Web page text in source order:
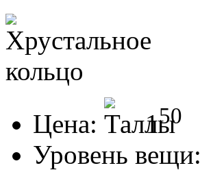
Цена: 150
Уровень вещи: